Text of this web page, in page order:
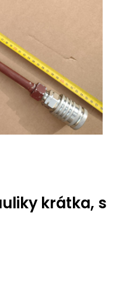
krátka, s